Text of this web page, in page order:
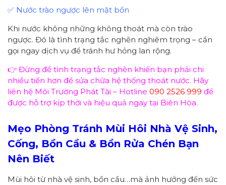
✅ Nước trào ngược lên mặt bồn
Khi nước không những không thoát mà còn trào
ngược. Đó là tình trạng tắc nghẽn nghiêm trọng – cần
gọi ngay dịch vụ để tránh hư hỏng lan rộng.
👉 Đừng để tình trạng tắc nghẽn khiến bạn phải chi
nhiều tiền hơn để sửa chữa hệ thống thoát nước. Hãy
liên hệ Môi Trường Phát Tài – Hotline 090 2526 999 để
được hỗ trợ kịp thời và hiệu quả ngay tại Biên Hòa.
Mẹo Phòng Tránh Mùi Hôi Nhà Vệ Sinh,
Cống, Bồn Cầu & Bồn Rửa Chén Bạn
Nên Biết
Mùi hôi từ nhà vệ sinh, bồn cầu…mà ảnh hưởng đến sức